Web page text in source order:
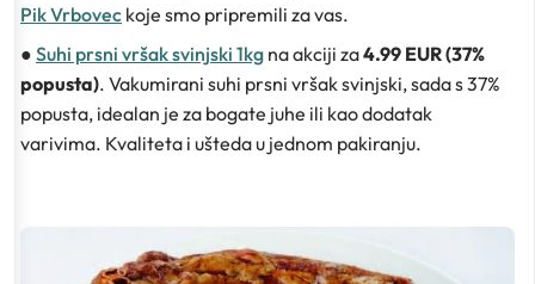
Pik Vrbovec koje smo pripremili za vas.
● Suhi prsni vršak svinjski 1kg na akciji za4.99 EUR (37%
popusta). Vakumirani suhi prsni vršak svinjski, sada s 37%
popusta, idealan je za bogate juhe ili kao dodatak
varivima. Kvaliteta i ušteda u jednom pakiranju.